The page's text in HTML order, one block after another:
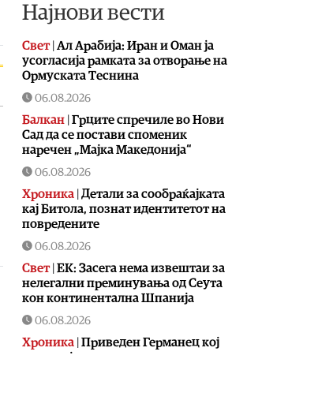
Најнови вести
Свет| Ал Арабија: Иран и Оман ја
усогласија рамката за отворање на
Ормуската Теснина
06.08.2026
Балкан | Грците спречиле во Нови
Сад да се постави споменик
наречен „Мајка Македонија“
06.08.2026
Хроника | Детали за сообраќајката
кај Битола, познат идентитетот на
повредените
06.08.2026
Свет| ЕК: Засега нема извештаи за
нелегални преминувања од Сеута
кон континентална Шпанија
06.08.2026
Хроника | Приведен Германец кој
со дрон ја снимал караулата на